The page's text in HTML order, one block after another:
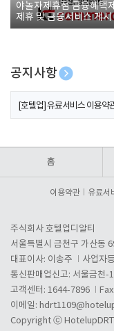
야놀자제휴점 금융혜택
제휴 및 금융서비스 게시
공지사항
[호텔업] 개인정보 처리방침
[호텔업] 유료서비스 이용약
홈
이용약관 유료서
주식회사 호텔업디알티
서울특별시 금천구 가산동
대표이사: 이송주
사업자
통신판매업신고: 서울금천-
고객센터: 1644-7896
이메일:
Copyright ⓒ